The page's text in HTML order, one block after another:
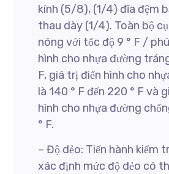
kính (5/8), (1/4) đĩa đệm
thau dày (1/4). Toàn bộ
nóng với tốc độ 9 ° F /
hình cho nhựa đường
F, giá trị điển hình cho
là 140 ° F đến 220 ° F và
hình cho nhựa đường
° F.
– Độ dẻo: Tiến hành kiểm
xác định mức độ dẻo có